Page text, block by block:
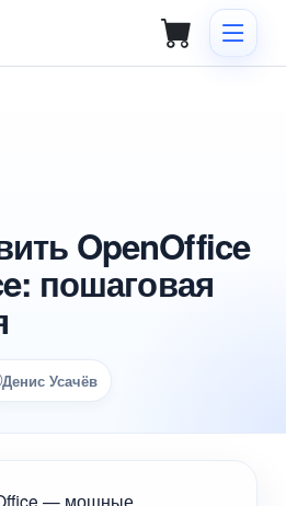
OpenOffice
пошаговая
Денис Усачёв
— мощные